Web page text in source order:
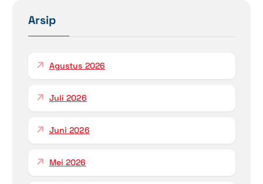
Arsip
Agustus 2026
Juli 2026
Juni 2026
Mei 2026